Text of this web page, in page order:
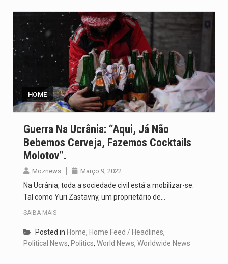
HOME
Guerra Na Ucrânia: “Aqui, Já Não
Bebemos Cerveja, Fazemos Cocktails
Molotov”.
Moznews Março 9, 2022
Na Ucrânia, toda a sociedade civil está a mobilizar-se.
Tal como Yuri Zastavny, um proprietário de…
SAIBA MAIS
Posted in Home, Home Feed / Headlines,
Political News, Politics, World News, Worldwide News